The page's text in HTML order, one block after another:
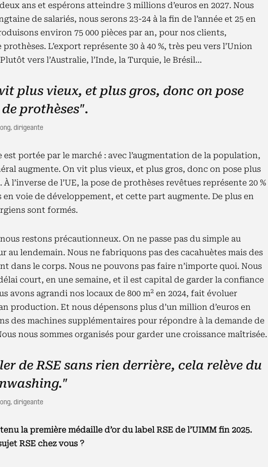
ans et espérons atteindre 3 millions d’euros en 2027. Nous
de salariés, nous serons 23-24 à la fin de l’année et 25 en
environ 75 000 pièces par an, pour nos clients,
L’export représente 30 à 40 %, très peu vers l’Union
vers l’Australie, l’Inde, la Turquie, le Brésil…
plus vieux, et plus gros, donc on pose
prothèses".
dirigeante
est portée par le marché : avec l’augmentation de la population,
augmente. On vit plus vieux, et plus gros, donc on pose plus
l’inverse de l’UE, la pose de prothèses revêtues représente 20 %
en voie de développement, et cette part augmente. De plus en
sont formés.
restons précautionneux. On ne passe pas du simple au
au lendemain. Nous ne fabriquons pas des cacahuètes mais des
dans le corps. Nous ne pouvons pas faire n’importe quoi. Nous
court, en une semaine, et il est capital de garder la confiance
avons agrandi nos locaux de 800 m2 en 2024, fait évoluer
production. Et nous dépensons plus d’un million d’euros en
des machines supplémentaires pour répondre à la demande de
nous sommes organisés pour garder une croissance maîtrisée.
de RSE sans rien derrière, cela relève du
dirigeante
la première médaille d’or du label RSE de l’UIMM fin 2025.
RSE chez vous ?